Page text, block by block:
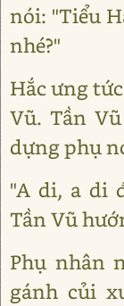
nói: "Tiểu
nhé?"
Hắc ưng
Vũ. Tần
dựng phụ
"A di, a di
Tần Vũ
Phụ nhân
gánh củi